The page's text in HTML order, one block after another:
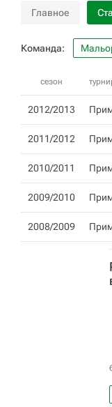
Главное
Команда:
сезон
2012/2013
2011/2012
2010/2011
2009/2010
2008/2009